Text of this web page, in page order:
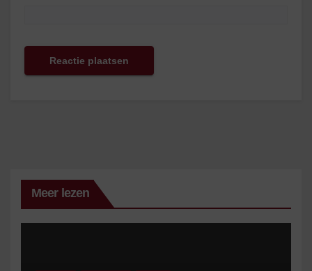
Meer lezen